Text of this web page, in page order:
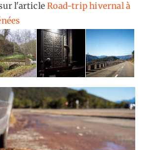
l'articleRoad-trip hivernal à